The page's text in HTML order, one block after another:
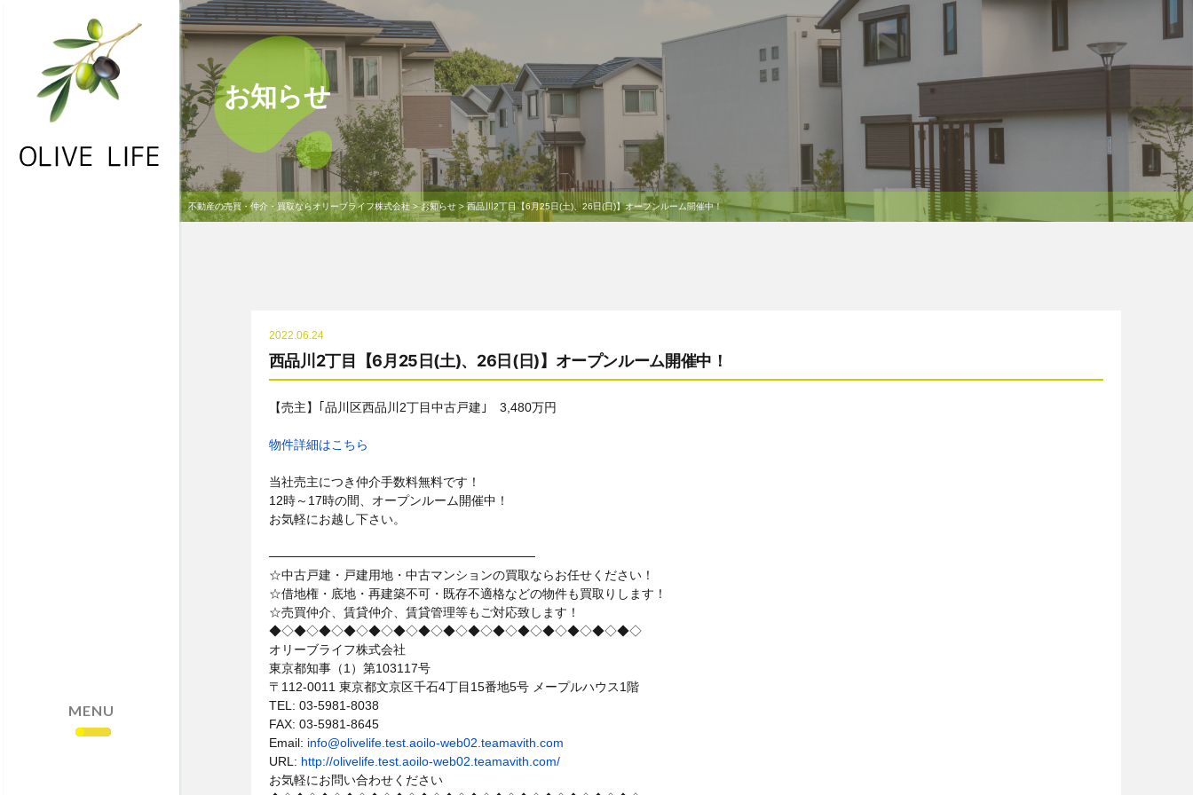
MENU
お知らせ
不動産の売買・仲介・買取ならオリーブライフ株式会社>お知らせ>西品川2丁目【6月25日(土)、26日(日)】オープンルーム開催中！
2022.06.24
西品川2丁目【6月25日(土)、26日(日)】オープンルーム開催中！
【売主】｢品川区西品川2丁目中古戸建｣ 3,480万円
物件詳細はこちら
当社売主につき仲介手数料無料です！
12時～17時の間、オープンルーム開催中！
お気軽にお越し下さい。
──────────────────────────────
☆中古戸建・戸建用地・中古マンションの買取ならお任せください！
☆借地権・底地・再建築不可・既存不適格などの物件も買取りします！
☆売買仲介、賃貸仲介、賃貸管理等もご対応致します！
◆◇◆◇◆◇◆◇◆◇◆◇◆◇◆◇◆◇◆◇◆◇◆◇◆◇◆◇◆◇
オリーブライフ株式会社
東京都知事（1）第103117号
〒112-0011 東京都文京区千石4丁目15番地5号 メープルハウス1階
TEL: 03-5981-8038
FAX: 03-5981-8645
Email: info@olivelife.test.aoilo-web02.teamavith.com
URL: http://olivelife.test.aoilo-web02.teamavith.com/
お気軽にお問い合わせください